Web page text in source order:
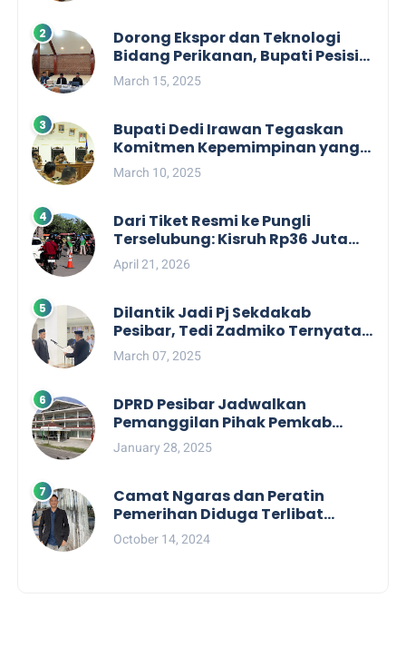
Dorong Ekspor dan Teknologi
Bidang Perikanan, Bupati Pesisir
Barat Audiensi Terkait Sister City
March 15, 2025
Bupati Dedi Irawan Tegaskan
Komitmen Kepemimpinan yang
Berpihak kepada Masyarakat
dalam Rapat Koordinasi OPD
March 10, 2025
Dari Tiket Resmi ke Pungli
Terselubung: Kisruh Rp36 Juta
Pengelolaan Tiket Pantai
Labuhan Jukung
April 21, 2026
Dilantik Jadi Pj Sekdakab
Pesibar, Tedi Zadmiko Ternyata
Punya Rekam Jejak Gemilang
March 07, 2025
DPRD Pesibar Jadwalkan
Pemanggilan Pihak Pemkab
Terkait Nasib dan Status TKD di
Tahun 2025
January 28, 2025
Camat Ngaras dan Peratin
Pemerihan Diduga Terlibat
Politik Praktis, Mahasiswa
Pesibar Desak Bawaslu
October 14, 2024